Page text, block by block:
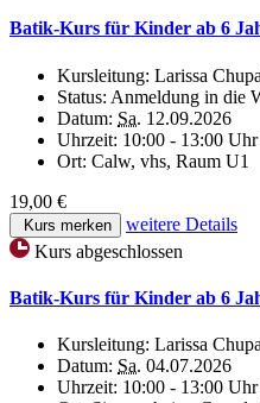
Batik-Kurs für Kinder ab 6
Kursleitung: Larissa
Status: Anmeldung in die
Datum: Sa. 12.09.2026
Uhrzeit: 10:00 - 13:00 Uhr
Ort: Calw, vhs, Raum U1
19,00 €
Kurs merken
weitere Details
Kurs abgeschlossen
Batik-Kurs für Kinder ab 6
Kursleitung: Larissa
Datum: Sa. 04.07.2026
Uhrzeit: 10:00 - 13:00 Uhr